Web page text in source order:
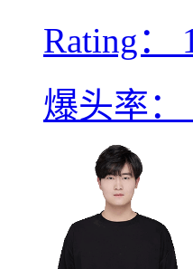
Rating：
爆头率：